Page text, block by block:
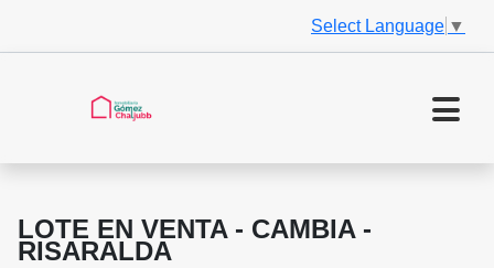
Select Language ▼
LOTE EN VENTA - CAMBIA -
RISARALDA